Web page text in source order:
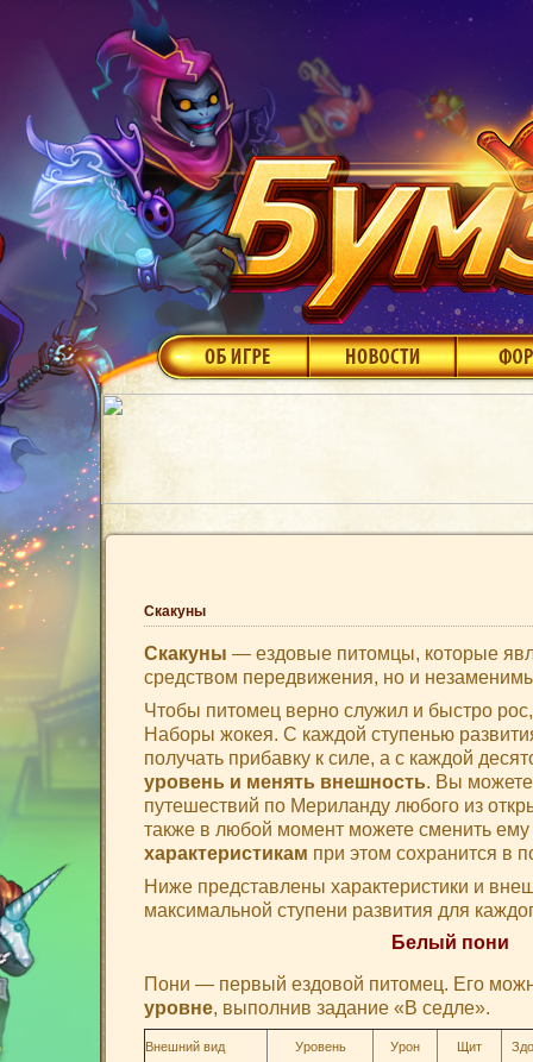
Скакуны
Скакуны — ездовые питомцы, которые
средством передвижения, но и
Чтобы питомец верно служил и быстро
Наборы жокея. С каждой ступенью
получать прибавку к силе, а с каждой
уровень и менять внешность. Вы можете
путешествий по Мериланду любого из
также в любой момент можете сменить
характеристикам при этом сохранится в
Ниже представлены характеристики и
максимальной ступени развития для
Белый пони
Пони — первый ездовой питомец. Его
уровне, выполнив задание «В седле».
Внешний вид Уровень Урон Щит